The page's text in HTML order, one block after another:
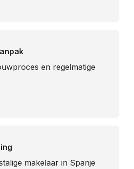
en regelmatige
makelaar in Spanje